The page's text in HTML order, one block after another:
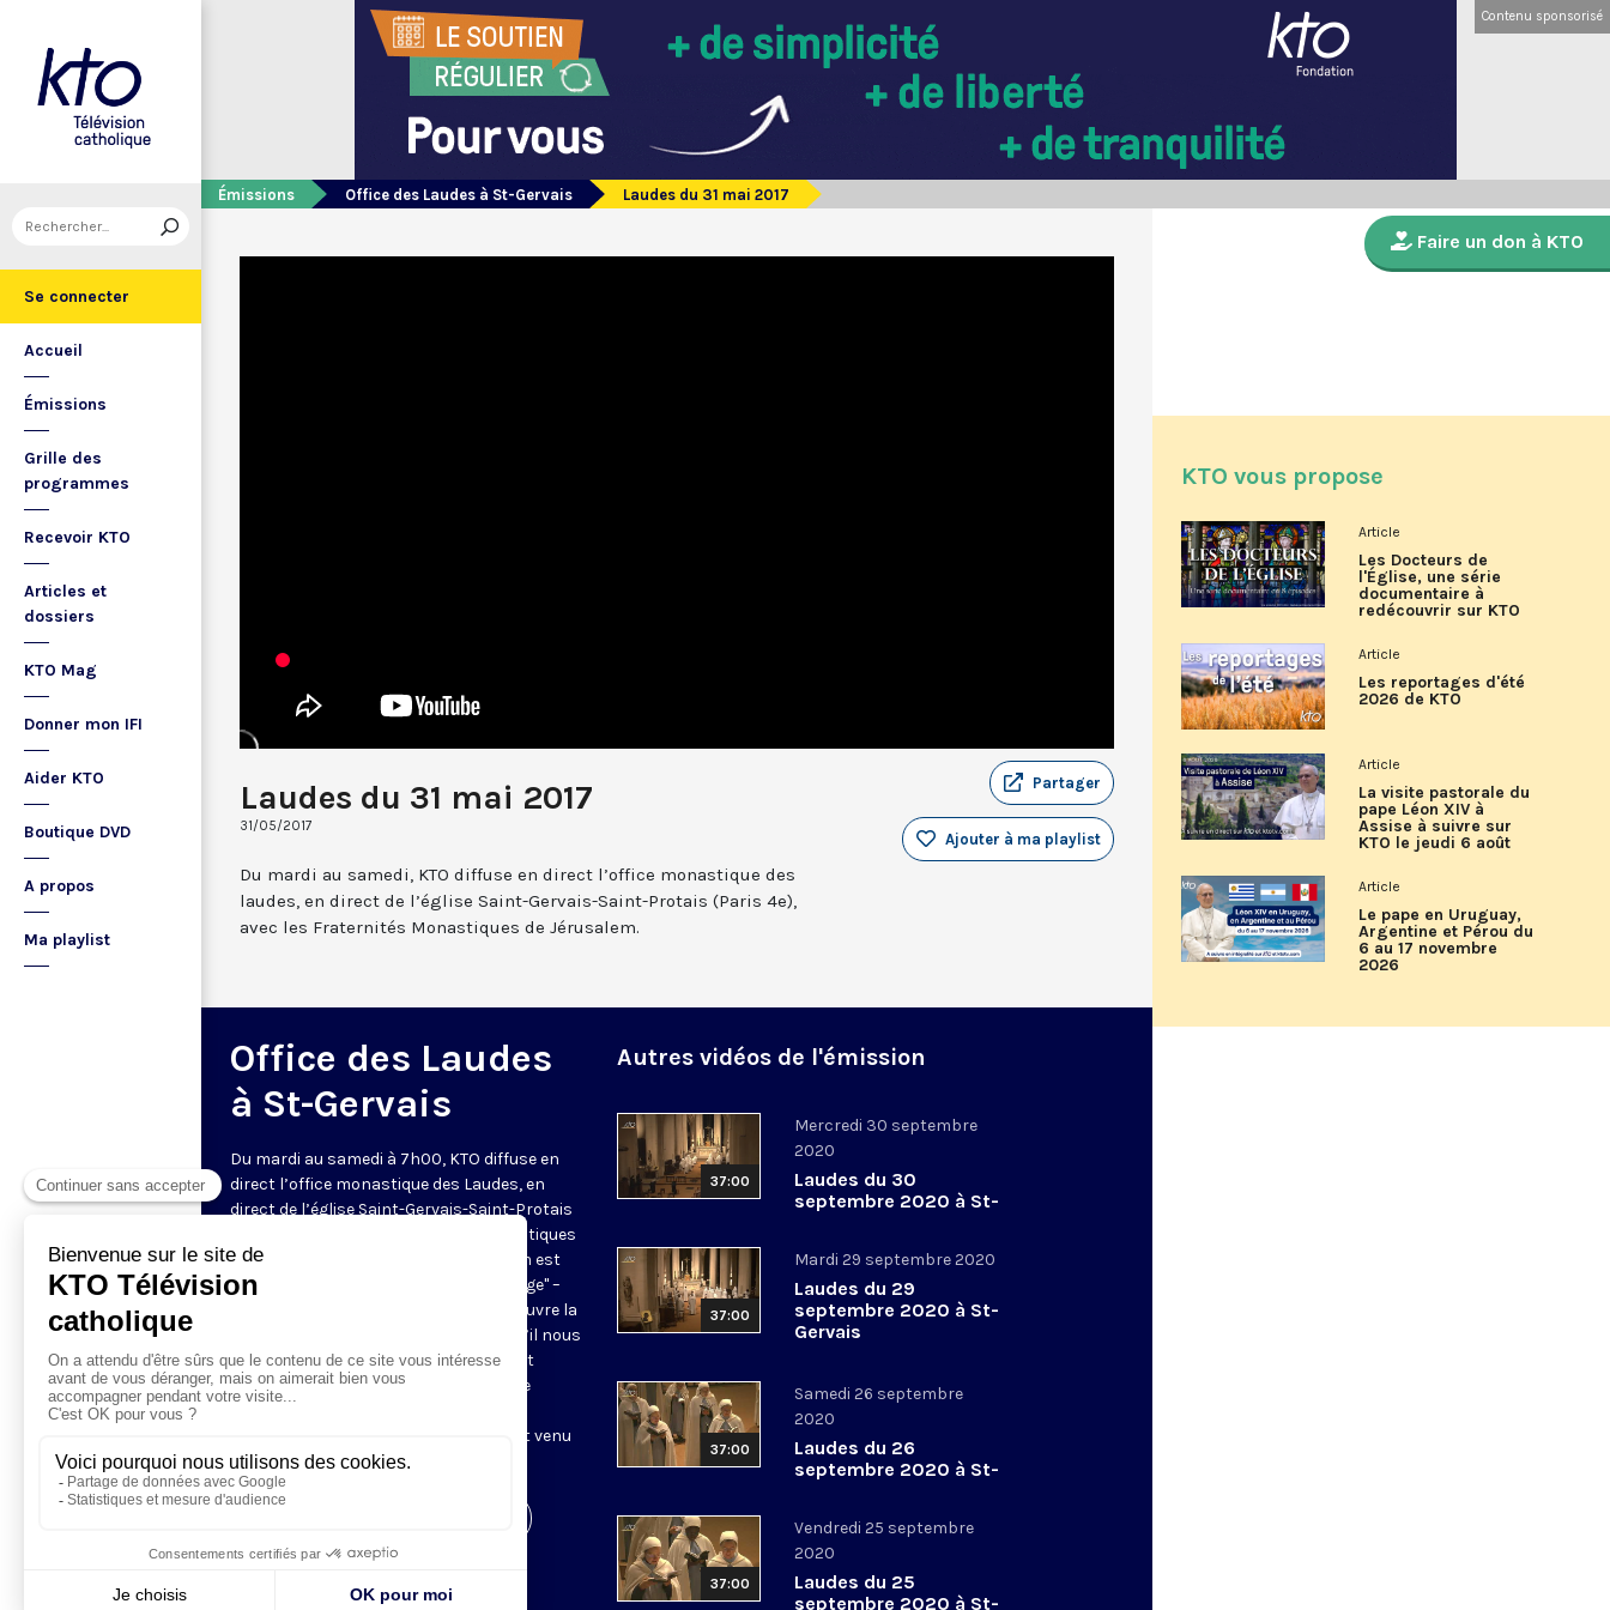
Se connecter
Accueil
Émissions
Grille des
programmes
Recevoir KTO
Articles et
dossiers
KTO Mag
Donner mon IFI
Aider KTO
Boutique DVD
A propos
Ma playlist
Contenu sponsorisé
Émissions Office des Laudes à St-Gervais Laudes du 31 mai 2017
Laudes du 31 mai 2017
31/05/2017
Partager
Ajouter à ma playlist
Du mardi au samedi, KTO diffuse en direct l’office monastique des
laudes, en direct de l’église Saint-Gervais-Saint-Protais (Paris 4e),
avec les Fraternités Monastiques de Jérusalem.
Office des Laudes
à St-Gervais
Du mardi au samedi à 7h00, KTO diffuse en
direct l’office monastique des Laudes, en
direct de l’église Saint-Gervais-Saint-Protais
(Paris IVe), avec les Fraternités Monastiques
de Jérusalem. Les Laudes – dont le nom est
dérivé du terme latin qui signifie "louange" –
sont d’abord la prière de louange qui ouvre la
journée pour remercier Dieu du don qu’il nous
fait de ce jour nouveau, et le placer tout
entier sous son regard. Mais son heure
Résurrection du Seigneur, "soleil levant venu
nous visiter" (Lc 1,28).
Autres vidéos de l'émission
37:00
Mercredi 30 septembre
2020
Laudes du 30
septembre 2020 à St-
37:00
Mardi 29 septembre 2020
Laudes du 29
septembre 2020 à St-
Gervais
37:00
Samedi 26 septembre
2020
Laudes du 26
septembre 2020 à St-
37:00
Vendredi 25 septembre
2020
Laudes du 25
septembre 2020 à St-
Faire un don à KTO
KTO vous propose
Article
Les Docteurs de
l'Église, une série
documentaire à
redécouvrir sur KTO
Article
Les reportages d'été
2026 de KTO
Article
La visite pastorale du
pape Léon XIV à
Assise à suivre sur
KTO le jeudi 6 août
Article
Le pape en Uruguay,
Argentine et Pérou du
6 au 17 novembre
2026